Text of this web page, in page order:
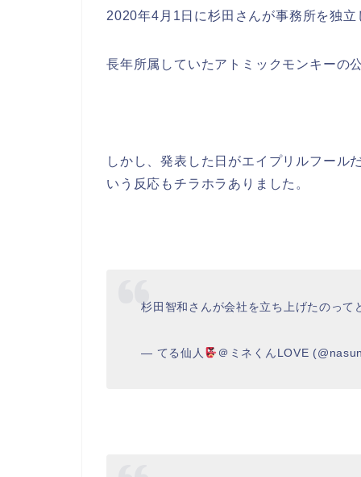
2020年4月1日に杉田さんが事務所を独
長年所属していたアトミックモンキーの
しかし、発表した日がエイプリルフール
いう反応もチラホラありました。
杉田智和さんが会社を立ち上げたのっ
— てる仙人 ＠ミネくんLOVE